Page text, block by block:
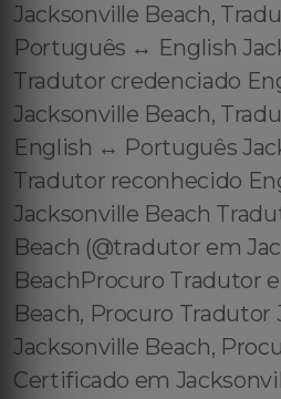
Jacksonville Beach,
Português ↔️ English
Tradutor credenciado
Jacksonville Beach,
English ↔️ Português
Tradutor reconhecido
Jacksonville Beach
Beach (@tradutor em
BeachProcuro Tradutor
Beach, Procuro
Jacksonville Beach,
Certificado em